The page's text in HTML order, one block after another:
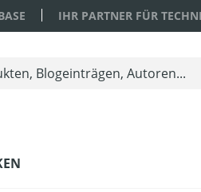
IHR PARTNER FÜR